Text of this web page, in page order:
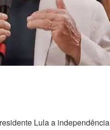
Lula a independência